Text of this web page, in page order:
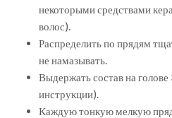
некоторыми средствами
волос).
Распределить по прядям
не намазывать.
Выдержать состав на
инструкции).
Каждую тонкую мелкую